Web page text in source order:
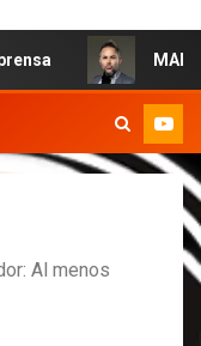
MARCOS PETRO
Al menos